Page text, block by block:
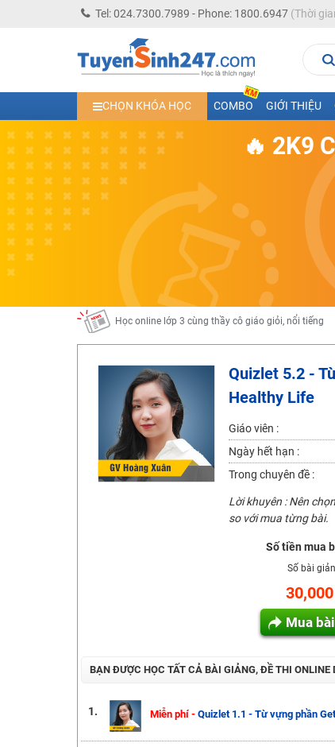
Tel: 024.7300.7989 - Phone: 1800.6947(Thời
CHỌN KHÓA HỌC COMBO GIỚI THIỆU
🔥 2K9
Học trực tuyến lớp 10 các môn Toán - Lý - Hóa -
Học online trực tuyến cấp Tiểu học và THCS năm
Học online lớp 5 cùng thầy cô giáo giỏi, nổi tiếng
Học online lớp 7 cùng thầy cô giáo giỏi
Học online lớp 6 cùng thầy cô giỏi, nổi tiếng
Học online lớp 8 cùng thầy cô giáo giỏi
2K13! Bứt Phá Lớp 5 Năm Học 2023 - 2024
Học online lớp 4 cùng thầy cô giáo giỏi, nổi tiếng
Học online lớp 3 cùng thầy cô giáo giỏi, nổi tiếng
Học online lớp 2 với thầy cô giáo giỏi, nổi tiếng
2K6! Lộ Trình Sun 2024 - Ba bước luyện thi TN
Hot! Lễ hội đồng giá 449K - 499K toàn bộ khoá
Khuyến Mãi Khoá Học 1K Chỉ Từ 11-13/09/2024
Đồng giá khóa học 499K - 399K (13/11-15/11)
Khai giảng các khóa lớp 9 Toán - Lý - Hóa - Văn -
Luyện thi vào lớp 10 môn Toán, Văn, Hóa, Anh, Lý
Quizlet 5.2 -
Healthy Life
Giáo viên :
Ngày hết hạn :
Trong chuyên đề :
Lời khuyên : Nên
so với mua từng bài.
Số tiền mua
Số bài
30,000
Mua
BẠN ĐƯỢC HỌC TẤT CẢ BÀI GIẢNG, ĐỀ THI
1. Miễn phí - Quizlet 1.1 - Từ vựng phần